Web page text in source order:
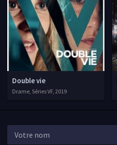
Double vie
Drame, Séries VF, 2019